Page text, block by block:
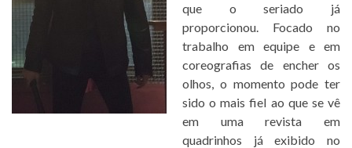
que o seriado já
proporcionou. Focado no
trabalho em equipe e em
coreografias de encher os
olhos, o momento pode ter
sido o mais fiel ao que se vê
em uma revista em
quadrinhos já exibido no